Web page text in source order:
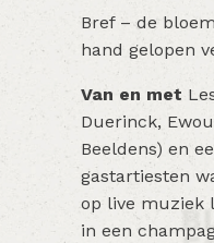
Bref – de
hand gelopen
Van en met
Duerinck,
Beeldens) en
gastartiesten
op live muziek
in een